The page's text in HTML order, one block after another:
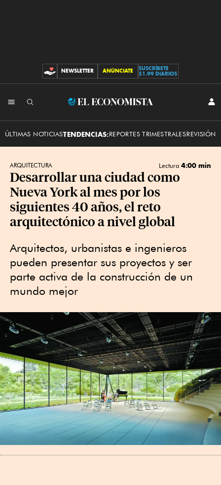
CONTRIBUCIONES
NEWSLETTER ANÚNCIATE
SUSCRÍBETE
$1.99 DIARIOS
El
ÚLTIMAS NOTICIASTENDENCIAS:REPORTES TRIMESTRALESREVISIÓN
ARQUITECTURA Lectura 4:00 min
Desarrollar una ciudad como
Nueva York al mes por los
siguientes 40 años, el reto
arquitectónico a nivel global
Arquitectos, urbanistas e ingenieros
pueden presentar sus proyectos y ser
parte activa de la construcción de un
mundo mejor